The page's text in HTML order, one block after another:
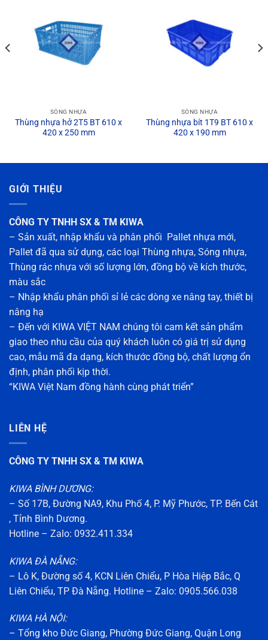
SÓNG NHỰA
Thùng nhựa hở 2T5 BT 610 x
420 x 250 mm
SÓNG NHỰA
Thùng nhựa bít 1T9 BT 610 x
420 x 190 mm
GIỚI THIỆU
CÔNG TY TNHH SX & TM KIWA
– Sản xuất, nhập khẩu và phân phối Pallet nhựa mới,
Pallet đã qua sử dụng, các loại Thùng nhựa, Sóng nhựa,
Thùng rác nhựa với số lượng lớn, đồng bộ về kích thước,
màu sắc
– Nhập khẩu phân phối sỉ lẻ các dòng xe nâng tay, thiết bị
nâng hạ
– Đến với KIWA VIỆT NAM chúng tôi cam kết sản phẩm
giao theo nhu cầu của quý khách luôn có giá trị sử dụng
cao, mẫu mã đa dạng, kích thước đồng bộ, chất lượng ổn
định, phân phối kịp thời.
“KIWA Việt Nam đồng hành cùng phát triển”
LIÊN HỆ
CÔNG TY TNHH SX & TM KIWA
KIWA BÌNH DƯƠNG:
– Số 17B, Đường NA9, Khu Phố 4, P. Mỹ Phước, TP. Bến Cát
, Tỉnh Bình Dương.
Hotline – Zalo: 0932.411.334
KIWA ĐÀ NẴNG:
– Lô K, Đường số 4, KCN Liên Chiểu, P Hòa Hiệp Bắc, Q
Liên Chiểu, TP Đà Nẵng. Hotline – Zalo: 0905.566.038
KIWA HÀ NỘI:
– Tổng kho Đức Giang, Phường Đức Giang, Quận Long